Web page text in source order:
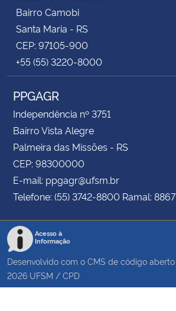
Bairro Camobi
Santa Maria - RS
CEP: 97105-900
+55 (55) 3220-8000
PPGAGR
Independência nº 3751
Bairro Vista Alegre
Palmeira das Missões - RS
CEP: 98300000
E-mail: ppgagr@ufsm.br
Telefone: (55) 3742-8800 Ramal: 8867
Acesso à
Informação
Desenvolvido com o CMS de código aberto
2026 UFSM / CPD